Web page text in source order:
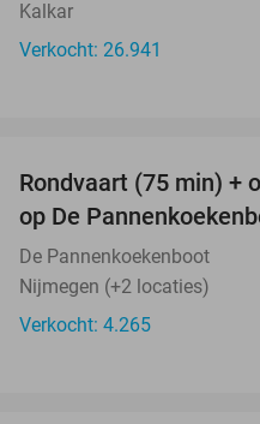
Kalkar
Verkocht: 26.941
Rondvaart (75 min) +
op De
De Pannenkoekenboot
Nijmegen (+2 locaties)
Verkocht: 4.265